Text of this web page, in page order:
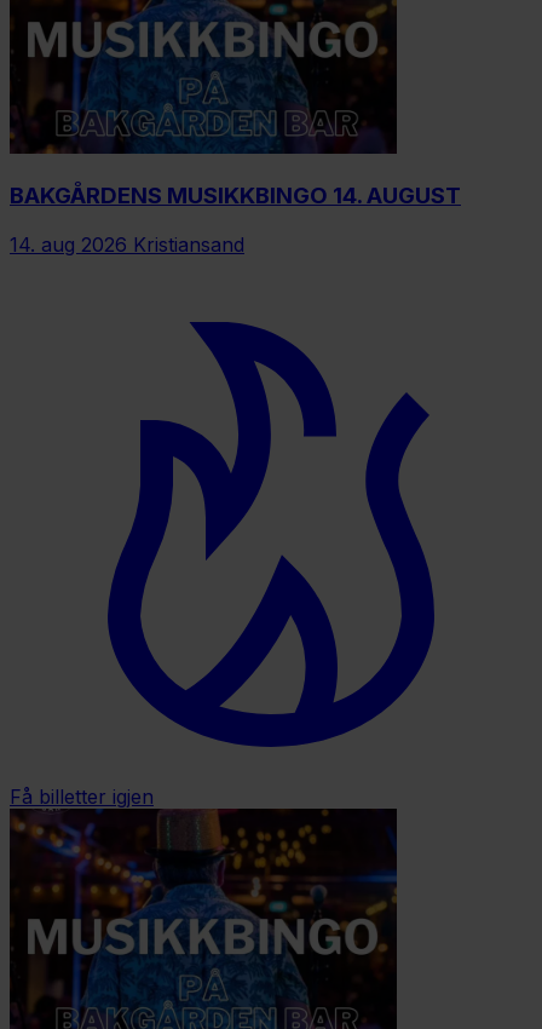
BAKGÅRDENS MUSIKKBINGO 14. AUGUST
14. aug 2026 Kristiansand
Få billetter igjen